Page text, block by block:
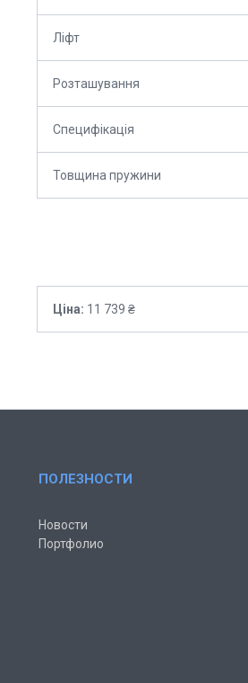
Ліфт
Розташування
Специфікація
Товщина пружини
Ціна: 11 739 ₴
ПОЛЕЗНОСТИ
Новости
Портфолио